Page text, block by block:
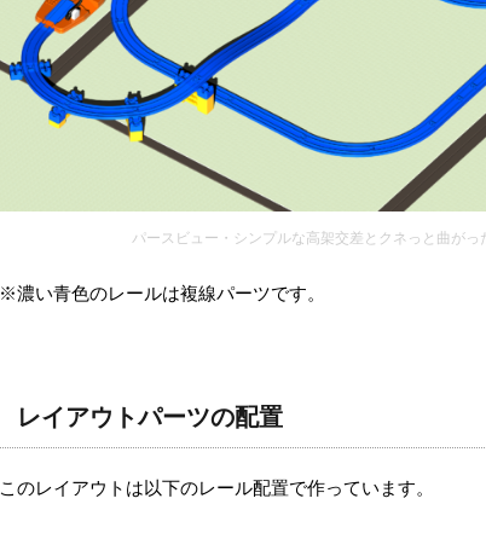
パースビュー・シンプルな高架交差とクネっと曲がっ
※濃い青色のレールは複線パーツです。
レイアウトパーツの配置
このレイアウトは以下のレール配置で作っています。